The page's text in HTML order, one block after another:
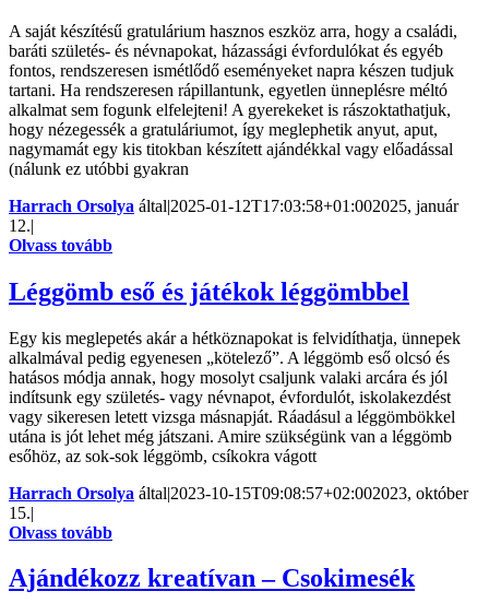
A saját készítésű gratulárium hasznos eszköz arra, hogy a családi,
baráti születés- és névnapokat, házassági évfordulókat és egyéb
fontos, rendszeresen ismétlődő eseményeket napra készen tudjuk
tartani. Ha rendszeresen rápillantunk, egyetlen ünneplésre méltó
alkalmat sem fogunk elfelejteni! A gyerekeket is rászoktathatjuk,
hogy nézegessék a gratuláriumot, így meglephetik anyut, aput,
nagymamát egy kis titokban készített ajándékkal vagy előadással
(nálunk ez utóbbi gyakran
Harrach Orsolya által|2025-01-12T17:03:58+01:002025, január
12.|
Olvass tovább
Léggömb eső és játékok léggömbbel
Egy kis meglepetés akár a hétköznapokat is felvidíthatja, ünnepek
alkalmával pedig egyenesen „kötelező”. A léggömb eső olcsó és
hatásos módja annak, hogy mosolyt csaljunk valaki arcára és jól
indítsunk egy születés- vagy névnapot, évfordulót, iskolakezdést
vagy sikeresen letett vizsga másnapját. Ráadásul a léggömbökkel
utána is jót lehet még játszani. Amire szükségünk van a léggömb
esőhöz, az sok-sok léggömb, csíkokra vágott
Harrach Orsolya által|2023-10-15T09:08:57+02:002023, október
15.|
Olvass tovább
Ajándékozz kreatívan – Csokimesék